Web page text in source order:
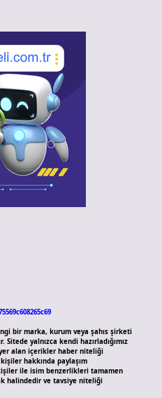
bir marka, kurum veya şahıs şirketi
yalnızca kendi hazırladığımız
alan içerikler haber niteliği
hakkında paylaşım
ile isim benzerlikleri tamamen
halindedir ve tavsiye niteliği